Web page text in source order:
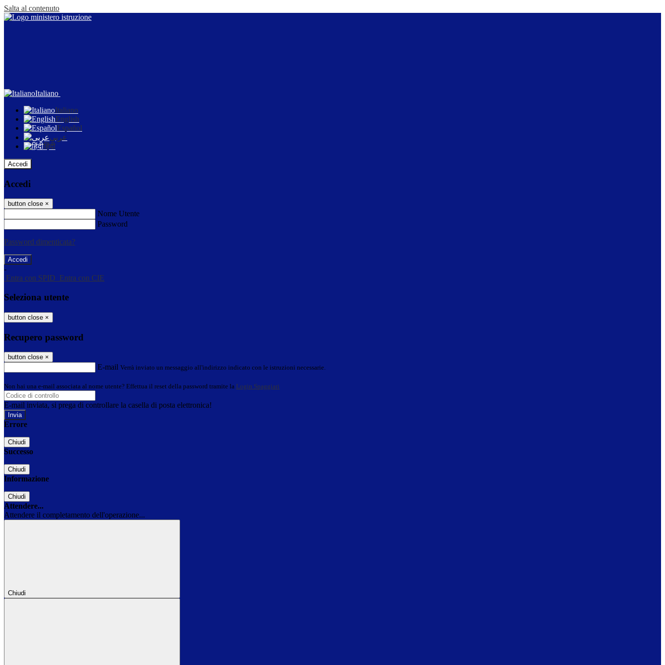
Salta al contenuto
Italiano
Italiano
English
Español
عربى
हिंदी
Accedi
Accedi
button close ×
Nome Utente
Password
Password dimenticata?
-
Entra con SPID Entra con CIE
Seleziona utente
button close ×
Recupero password
button close ×
E-mail Verrà inviato un messaggio all'indirizzo indicato con le istruzioni necessarie.
Non hai una e-mail associata al nome utente? Effettua il reset della password tramite la Login Spaggiari
E-mail inviata, si prega di controllare la casella di posta elettronica!
Errore
Chiudi
Successo
Chiudi
Informazione
Chiudi
Attendere...
Attendere il completamento dell'operazione...
Chiudi